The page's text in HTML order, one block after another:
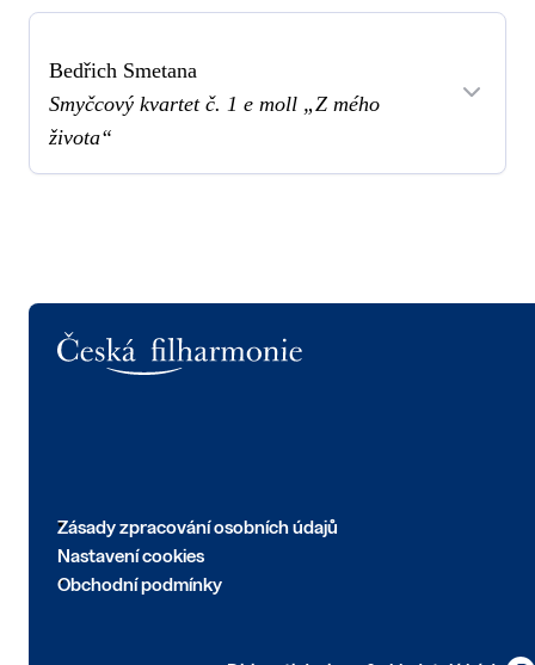
Bedřich Smetana
Smyčcový kvartet č. 1 e moll „Z mého
života“
Zásady zpracování osobních údajů
Nastavení cookies
Obchodní podmínky